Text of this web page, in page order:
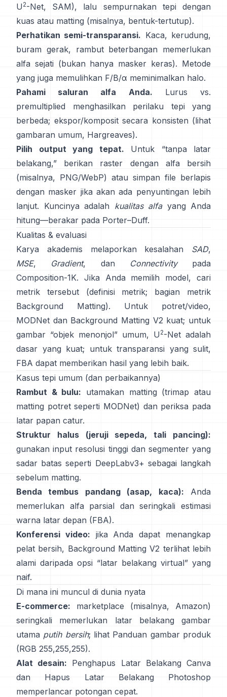
U2-Net, SAM), lalu sempurnakan tepi dengan
kuas atau matting (misalnya, bentuk-tertutup).
Perhatikan semi-transparansi. Kaca, kerudung,
buram gerak, rambut beterbangan memerlukan
alfa sejati (bukan hanya masker keras). Metode
yang juga memulihkan F/B/α meminimalkan halo.
Pahami saluran alfa Anda.
Lurus vs.
premultiplied menghasilkan perilaku tepi yang
berbeda; ekspor/komposit secara konsisten (lihat
gambaran umum, Hargreaves).
Pilih output yang tepat. Untuk “tanpa latar
belakang,” berikan raster dengan alfa bersih
(misalnya, PNG/WebP) atau simpan file berlapis
dengan masker jika akan ada penyuntingan lebih
lanjut. Kuncinya adalah kualitas alfayang Anda
hitung—berakar pada Porter–Duff.
Kualitas & evaluasi
Karya akademis melaporkan kesalahan SAD,
MSE, Gradient, dan Connectivitypada
Composition-1K. Jika Anda memilih model, cari
metrik tersebut
(definisi metrik;
bagian metrik
Background Matting). Untuk potret/video,
MODNet dan Background Matting V2 kuat; untuk
gambar “objek menonjol” umum, U 2-Net adalah
dasar yang kuat; untuk transparansi yang sulit,
FBA dapat memberikan hasil yang lebih baik.
Kasus tepi umum (dan perbaikannya)
Rambut & bulu: utamakan matting (trimap atau
matting potret seperti MODNet) dan periksa pada
latar papan catur.
Struktur halus (jeruji sepeda, tali pancing):
gunakan input resolusi tinggi dan segmenter yang
sadar batas seperti DeepLabv3+ sebagai langkah
sebelum matting.
Benda tembus pandang (asap, kaca): Anda
memerlukan alfa parsial dan seringkali estimasi
warna latar depan (FBA).
Konferensi video: jika Anda dapat menangkap
pelat bersih, Background Matting V2 terlihat lebih
alami daripada opsi “latar belakang virtual” yang
naif.
Di mana ini muncul di dunia nyata
E-commerce: marketplace (misalnya, Amazon)
seringkali memerlukan latar belakang gambar
utama putih bersih; lihat Panduan gambar produk
(RGB 255,255,255).
Alat desain: Penghapus Latar Belakang Canva
dan Hapus Latar BelakangPhotoshop
memperlancar potongan cepat.